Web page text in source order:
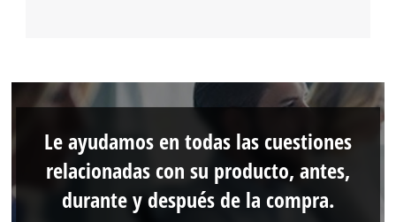
Le ayudamos en todas las cuestiones
relacionadas con su producto, antes,
durante y después de la compra.